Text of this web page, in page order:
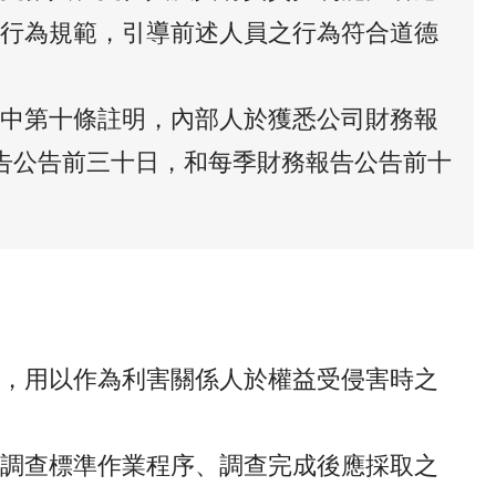
為規範，引導前述人員之行為符合道德
第十條註明，內部人於獲悉公司財務報
告前三十日，和每季財務報告公告前十
用以作為利害關係人於權益受侵害時之
查標準作業程序、調查完成後應採取之